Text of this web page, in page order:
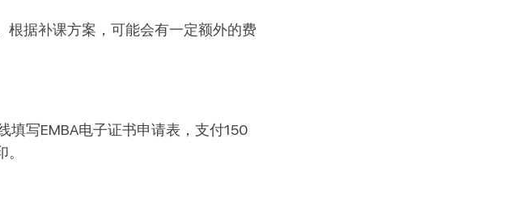
据补课方案，可能会有一定额外的费
填写EMBA电子证书申请表，支付150